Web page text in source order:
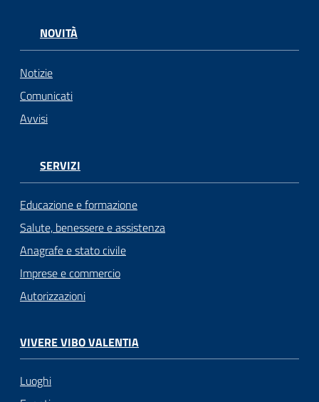
NOVITÀ
Notizie
Comunicati
Avvisi
SERVIZI
Educazione e formazione
Salute, benessere e assistenza
Anagrafe e stato civile
Imprese e commercio
Autorizzazioni
VIVERE VIBO VALENTIA
Luoghi